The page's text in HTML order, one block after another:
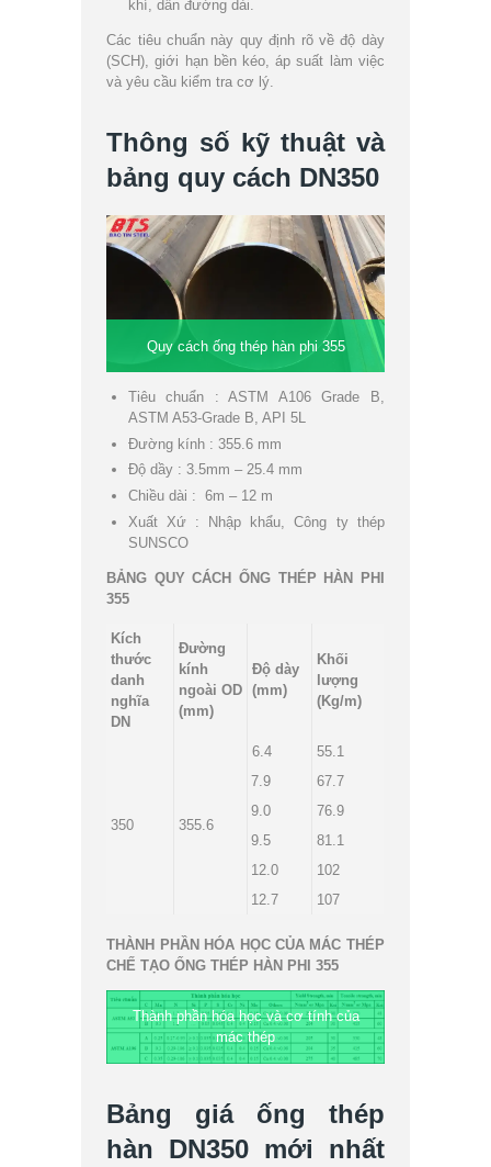
khí, dẫn đường dài.
Các tiêu chuẩn này quy định rõ về độ dày
(SCH), giới hạn bền kéo, áp suất làm việc
và yêu cầu kiểm tra cơ lý.
Thông số kỹ thuật và
bảng quy cách DN350
Quy cách ống thép hàn phi 355
Tiêu chuẩn : ASTM A106 Grade B,
ASTM A53-Grade B, API 5L
Đường kính : 355.6 mm
Độ dầy : 3.5mm – 25.4 mm
Chiều dài : 6m – 12 m
Xuất Xứ : Nhập khẩu, Công ty thép
SUNSCO
BẢNG QUY CÁCH ỐNG THÉP HÀN PHI
355
Kích
thước
danh
nghĩa
DN
Đường
kính
ngoài OD
(mm)
Độ dày
(mm)
Khối
lượng
(Kg/m)
350 355.6
6.4
55.1
7.9
67.7
9.0
76.9
9.5
81.1
12.0
102
12.7
107
THÀNH PHẦN HÓA HỌC CỦA MÁC THÉP
CHẾ TẠO ỐNG THÉP HÀN PHI 355
Thành phần hóa học và cơ tính của
mác thép
Bảng giá ống thép
hàn DN350 mới nhất